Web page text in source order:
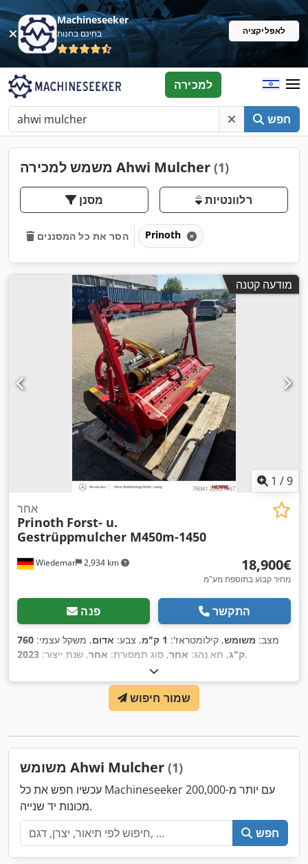
Machineseeker
בחינם בחנות לאפליקציה
חפש
למכירה
משמש למכירה Ahwi Mulcher (1)
מסנן רלוונטיות
הסר את כל המסננים Prinoth
מודעה קטנה
1 /9
Wiedemar 2,934 km
אחר
Prinoth Forst- u.
Gestrüppmulcher M450m-1450
‏18,900 ‏€
מחיר קבוע בתוספת מע"מ
פנה התקשר
מצב: משומש, קילומטראז': 1 ק"מ , צבע: אדום, משקל עצמי: 760
ק"ג, תא נהג: אחר, סוג תמסורת: אחר, שנת ייצור: 2023 ,
שמור חיפוש
משומש Ahwi Mulcher (1)
עכשיו חפש את כל Machineseeker עם יותר מ-200,000
מכונות יד שנייה.
חפש